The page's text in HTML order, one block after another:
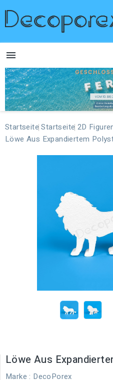

Startseite Startseite 2D
Löwe Aus Expandiertem
Löwe Aus
Marke : DecoPorex